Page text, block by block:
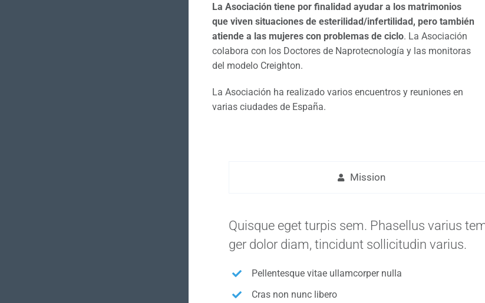
La Asociación tiene por finalidad ayudar a los matrimonios
que viven situaciones de esterilidad/infertilidad, pero también
atiende a las mujeres con problemas de ciclo. La Asociación
colabora con los Doctores de Naprotecnología y las monitoras
del modelo Creighton.
La Asociación ha realizado varios encuentros y reuniones en
varias ciudades de España.
Mission
Quisque eget turpis sem. Phasellus varius
ger dolor diam, tincidunt sollicitudin varius.
Pellentesque vitae ullamcorper nulla
Cras non nunc libero